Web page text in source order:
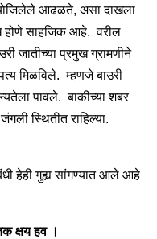
आढळते, असा दाखला
होणे साहजिक आहे. वरील
जातीच्या प्रमुख ग्रामणीने
मिळविले. म्हणजे बाउरी
पावले. बाकीच्या शबर
स्थितीत राहिल्या.
हेही गुह्य सांगण्यात आले आहे
क्षय हव ।